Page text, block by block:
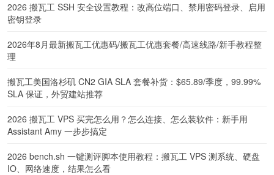
2026 搬瓦工 SSH 安全设置教程：改高位端口、禁用密码登录、启用
密钥登录
2026年8月最新搬瓦工优惠码/搬瓦工优惠套餐/高速线路/新手教程整
理
搬瓦工美国洛杉矶 CN2 GIA SLA 套餐补货：$65.89/季度，99.99%
SLA 保证，外贸建站推荐
2026 搬瓦工 VPS 买完怎么用？怎么连接、怎么装软件：新手用
Assistant Amy 一步步搞定
2026 bench.sh 一键测评脚本使用教程：搬瓦工 VPS 测系统、硬盘
IO、网络速度，结果怎么看